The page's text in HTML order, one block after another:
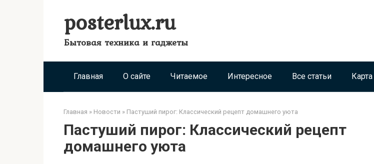
posterlux.ru
Бытовая техника и гаджеты
Главная О сайте Читаемое Интересное Все статьи
Главная » Новости » Пастуший пирог: Классический рецепт домашнего уюта
Пастуший пирог: Классический рецепт
домашнего уюта